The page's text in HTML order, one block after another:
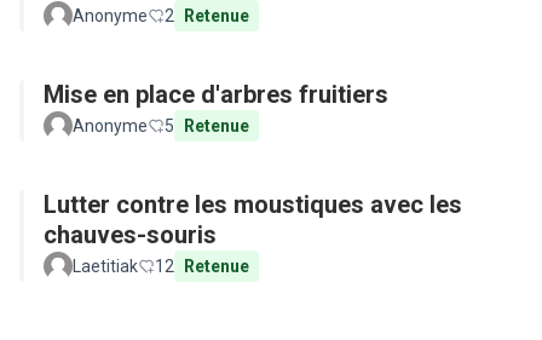
Anonyme 2 Retenue
Mise en place d'arbres fruitiers
Anonyme 5 Retenue
Lutter contre les moustiques avec les
chauves-souris
Laetitiak 12 Retenue